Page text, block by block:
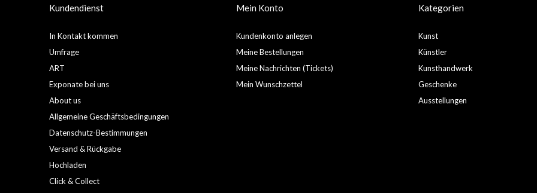
Kundendienst
In Kontakt kommen
Umfrage
ART
Exponate bei uns
About us
Allgemeine Geschäftsbedingungen
Datenschutz-Bestimmungen
Versand & Rückgabe
Hochladen
Click & Collect
Mein Konto
Kundenkonto anlegen
Meine Bestellungen
Meine Nachrichten (Tickets)
Mein Wunschzettel
Kategorien
Kunst
Künstler
Kunsthandwerk
Geschenke
Ausstellungen